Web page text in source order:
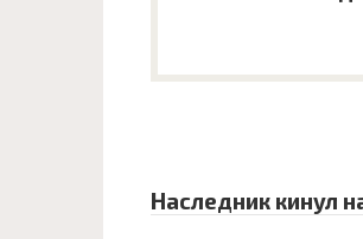
Наследник кинул